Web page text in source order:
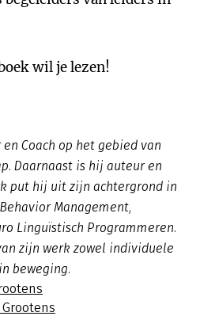
wil je lezen!
Coach op het gebied van
Daarnaast is hij auteur en
put hij uit zijn achtergrond in
Management,
Linguïstisch Programmeren.
zijn werk zowel individuele
beweging.